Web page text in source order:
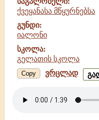
ქვეყანასა მწყურნებსა
გუნდი:
იალონი
სკოლა:
გელათის სკოლა
Copy ვრცლად